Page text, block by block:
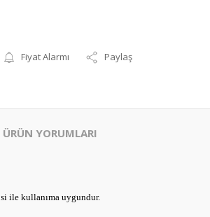
Fiyat Alarmı Paylaş
ÜRÜN YORUMLARI
ile kullanıma uygundur.